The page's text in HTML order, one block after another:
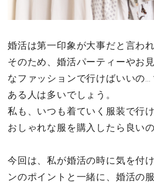
グルメ
趣味・旅行
不倫・だめ男
感動
心の処方箋
婚活は第一印象が大事だと言われ
そのため、婚活パーティーやお
なファッションで行けばいいの
ある人は多いでしょう。
私も、いつも着ていく服装で行
おしゃれな服を購入したら良い
今回は、私が婚活の時に気を付
ンのポイントと一緒に、婚活の